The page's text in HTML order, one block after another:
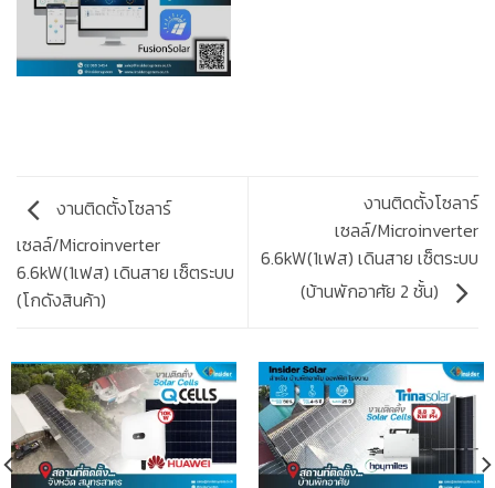
งานติดตั้งโซลาร์
เซลล์/Microinverter
6.6kW(1เฟส) เดินสาย เซ็ตระบบ
(โกดังสินค้า)
งานติดตั้งโซลาร์
เซลล์/Microinverter
6.6kW(1เฟส) เดินสาย เซ็ตระบบ
(บ้านพักอาศัย 2 ชั้น)